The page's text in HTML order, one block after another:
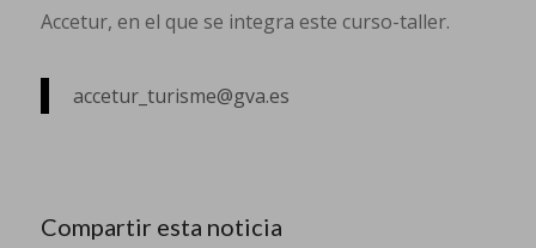
Accetur, en el que se integra este curso-taller.
accetur_turisme@gva.es
Compartir esta noticia